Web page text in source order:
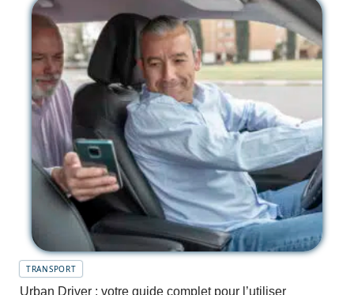
TRANSPORT
Urban Driver : votre guide complet pour l’utiliser